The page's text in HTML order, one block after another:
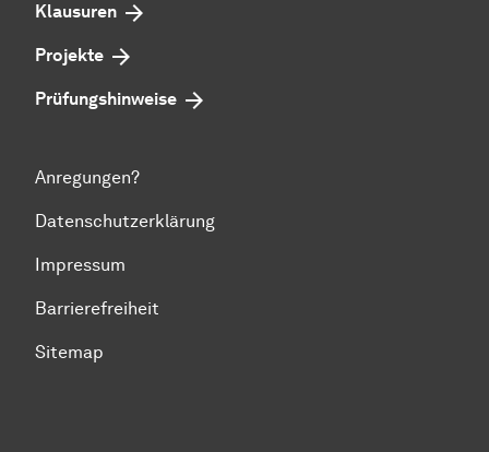
Klausuren
Projekte
Prü­fungs­hin­wei­se
Anregungen?
Datenschutzerklärung
Impressum
Barrierefreiheit
Sitemap